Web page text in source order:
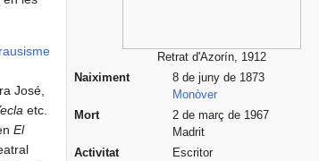
Retrat d'Azorín, 1912
Naiximent
8 de juny de 1873
Monòver
Mort
2 de març de 1967
Madrit
Activitat
Escritor
José,
etc.
El